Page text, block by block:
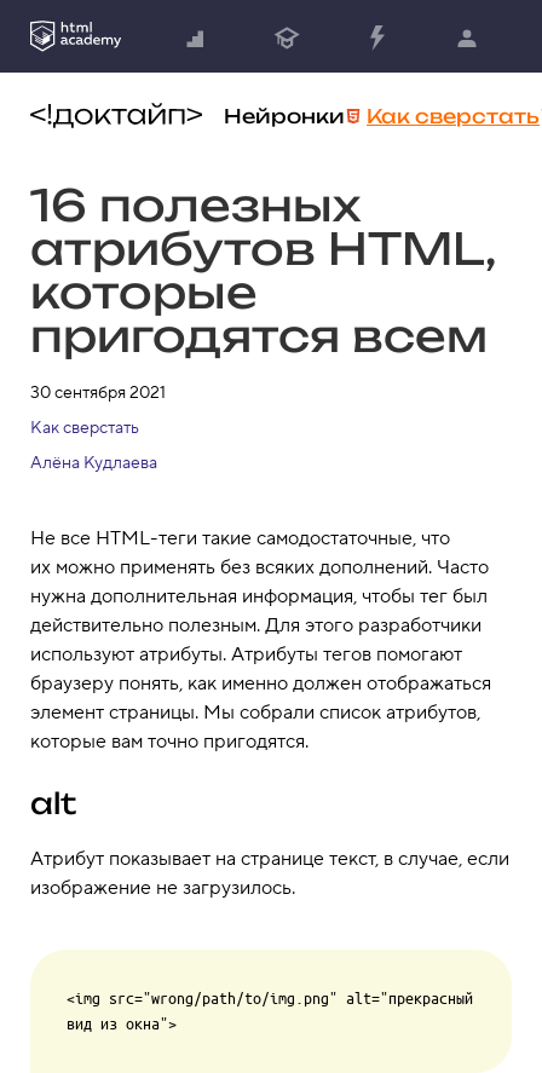
Нейронки Как сверстать
16 полезных
атрибутов HTML,
которые
пригодятся всем
30 сентября 2021
Как сверстать
Алёна Кудлаева
Не все HTML-теги такие самодостаточные, что
их можно применять без всяких дополнений. Часто
нужна дополнительная информация, чтобы тег был
действительно полезным. Для этого разработчики
используют атрибуты. Атрибуты тегов помогают
браузеру понять, как именно должен отображаться
элемент страницы. Мы собрали список атрибутов,
которые вам точно пригодятся.
alt
Атрибут показывает на странице текст, в случае, если
изображение не загрузилось.
<img src="wrong/path/to/img.png" alt="прекрасный